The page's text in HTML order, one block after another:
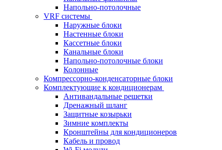
Напольно-потолочные
VRF системы
Наружные блоки
Настенные блоки
Кассетные блоки
Канальные блоки
Напольно-потолочные блоки
Колонные
Компрессорно-конденсаторные блоки
Комплектующие к кондиционерам
Антивандальные решетки
Дренажный шланг
Защитные козырьки
Зимние комплекты
Кронштейны для кондиционеров
Кабель и провод